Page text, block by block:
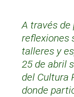
A través
reflexiones
talleres y
25 de abril
del Cultura
donde